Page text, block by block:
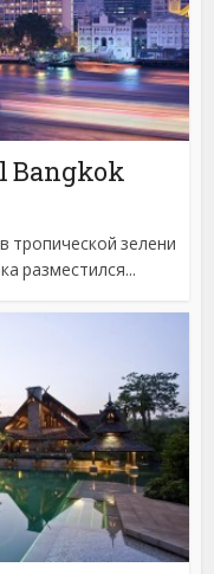
Bangkok
тропической зелени
разместился...